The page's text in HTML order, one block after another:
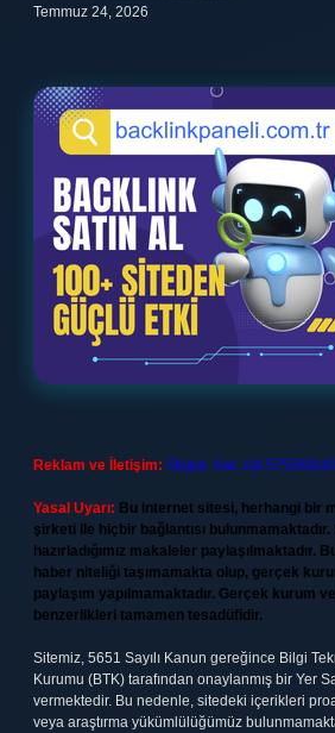
Temmuz 24, 2026
Reklam ve İletişim: Skype:
Yasal Uyarı: Bu internet sitesi, herhangi bir
şirketi ile hiçbir bağlantısı
hazırladığımız makaleler paylaşılmaktadır.
haber niteliği taşımamakta olup, gerçek
paylaşım yapılmamaktadır. Gerçek kurum
benzerlikleri tamamen tesadüfidir.
Sitemiz, 5651 Sayılı Kanun gereğince Bilgi
Kurumu (BTK) tarafından onaylanmış bir Yer
vermektedir. Bu nedenle, sitedeki içerikleri
veya araştırma yükümlülüğümüz